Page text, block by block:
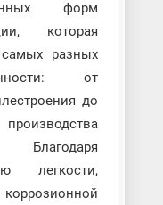
форм
которая
разных
от
до
легкости,